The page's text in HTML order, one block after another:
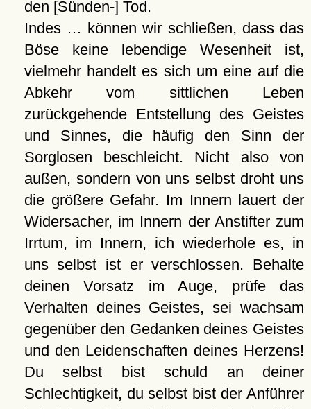
den [Sünden-] Tod.
Indes … können wir schließen, dass das
Böse keine lebendige Wesenheit ist,
vielmehr handelt es sich um eine auf die
Abkehr vom sittlichen Leben
zurückgehende Entstellung des Geistes
und Sinnes, die häufig den Sinn der
Sorglosen beschleicht. Nicht also von
außen, sondern von uns selbst droht uns
die größere Gefahr. Im Innern lauert der
Widersacher, im Innern der Anstifter zum
Irrtum, im Innern, ich wiederhole es, in
uns selbst ist er verschlossen. Behalte
deinen Vorsatz im Auge, prüfe das
Verhalten deines Geistes, sei wachsam
gegenüber den Gedanken deines Geistes
und den Leidenschaften deines Herzens!
Du selbst bist schuld an deiner
Schlechtigkeit, du selbst bist der Anführer